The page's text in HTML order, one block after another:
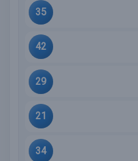
35
42
29
21
34